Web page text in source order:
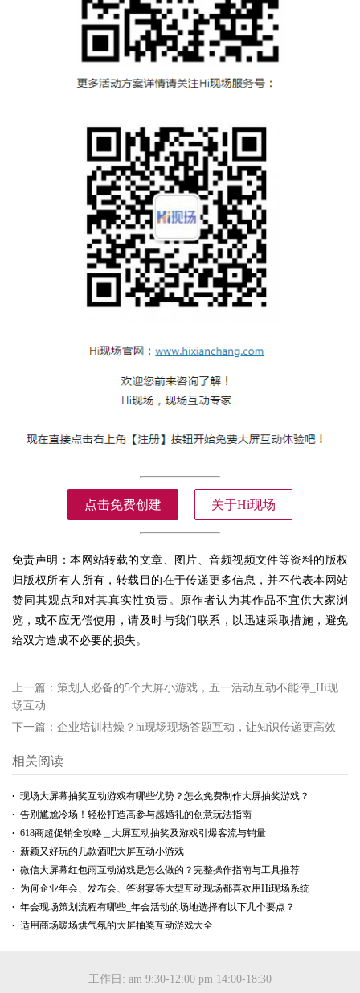
点击免费创建 关于Hi现场
免责声明：本网站转载的文章、图片、音频视频文件等资料的版权
归版权所有人所有，转载目的在于传递更多信息，并不代表本网站
赞同其观点和对其真实性负责。原作者认为其作品不宜供大家浏
览，或不应无偿使用，请及时与我们联系，以迅速采取措施，避免
给双方造成不必要的损失。
上一篇： 策划人必备的5个大屏小游戏，五一活动互动不能停_Hi现
场互动
下一篇： 企业培训枯燥？hi现场现场答题互动，让知识传递更高效
相关阅读
现场大屏幕抽奖互动游戏有哪些优势？怎么免费制作大屏抽奖游戏？
告别尴尬冷场！轻松打造高参与感婚礼的创意玩法指南
618商超促销全攻略＿大屏互动抽奖及游戏引爆客流与销量
新颖又好玩的几款酒吧大屏互动小游戏
微信大屏幕红包雨互动游戏是怎么做的？完整操作指南与工具推荐
为何企业年会、发布会、答谢宴等大型互动现场都喜欢用Hi现场系统
年会现场策划流程有哪些_年会活动的场地选择有以下几个要点？
适用商场暖场烘气氛的大屏抽奖互动游戏大全
工作日: am 9:30-12:00 pm 14:00-18:30